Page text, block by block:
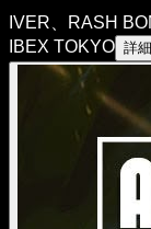
IVER、RASH
IBEX TOKYO 詳